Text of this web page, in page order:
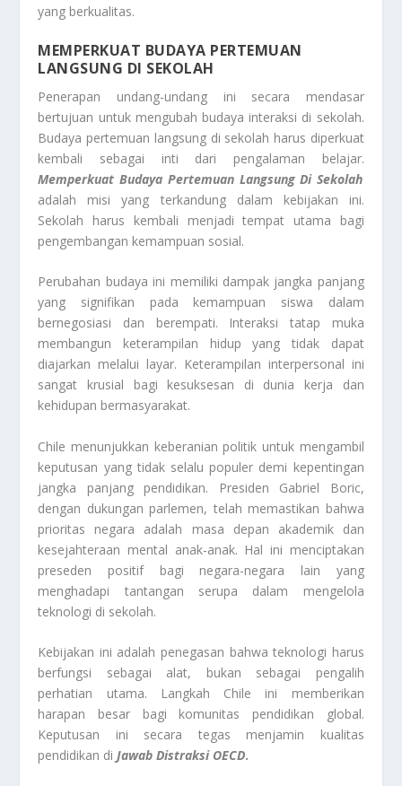
yang berkualitas.
MEMPERKUAT BUDAYA PERTEMUAN
LANGSUNG DI SEKOLAH
Penerapan undang-undang ini secara mendasar
bertujuan untuk mengubah budaya interaksi di sekolah.
Budaya pertemuan langsung di sekolah harus diperkuat
kembali sebagai inti dari pengalaman belajar.
Memperkuat Budaya Pertemuan Langsung Di Sekolah
adalah misi yang terkandung dalam kebijakan ini.
Sekolah harus kembali menjadi tempat utama bagi
pengembangan kemampuan sosial.
Perubahan budaya ini memiliki dampak jangka panjang
yang signifikan pada kemampuan siswa dalam
bernegosiasi dan berempati. Interaksi tatap muka
membangun keterampilan hidup yang tidak dapat
diajarkan melalui layar. Keterampilan interpersonal ini
sangat krusial bagi kesuksesan di dunia kerja dan
kehidupan bermasyarakat.
Chile menunjukkan keberanian politik untuk mengambil
keputusan yang tidak selalu populer demi kepentingan
jangka panjang pendidikan. Presiden Gabriel Boric,
dengan dukungan parlemen, telah memastikan bahwa
prioritas negara adalah masa depan akademik dan
kesejahteraan mental anak-anak. Hal ini menciptakan
preseden positif bagi negara-negara lain yang
menghadapi tantangan serupa dalam mengelola
teknologi di sekolah.
Kebijakan ini adalah penegasan bahwa teknologi harus
berfungsi sebagai alat, bukan sebagai pengalih
perhatian utama. Langkah Chile ini memberikan
harapan besar bagi komunitas pendidikan global.
Keputusan ini secara tegas menjamin kualitas
pendidikan diJawab Distraksi OECD.